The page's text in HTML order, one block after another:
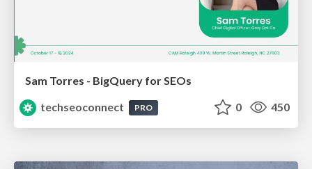
Sam Torres - BigQuery for SEOs
techseoconnect
PRO 0 450